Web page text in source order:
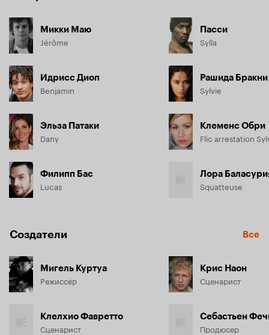
Микки Маю
Jérôme
Идрисс Диоп
Benjamin
Эльза Патаки
Dany
Филипп Бас
Lucas
Пасси
Sylla
Рашида Бракни
Sylvie
Клеменс Обри
Flic arrestation
Лора
Squatteuse
Создатели Все
Мигель Куртуа
Режиссёр
Клелхио Фавретто
Сценарист
Крис Наон
Сценарист
Себастьен
Продюсер